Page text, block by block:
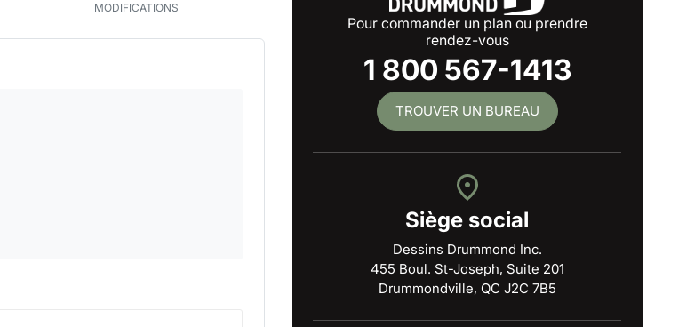
MODIFICATIONS
Pour commander un plan ou prendre
rendez-vous
1 800 567-1413
TROUVER UN BUREAU
Siège social
Dessins Drummond Inc.
455 Boul. St-Joseph, Suite 201
Drummondville, QC J2C 7B5